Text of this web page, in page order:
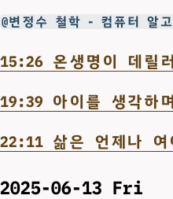
@변정수 철학 - 컴퓨터 알
15:26 온생명이 데릴
19:39 아이를 생각하며
22:11 삶은 언제나 여
2025-06-13 Fri